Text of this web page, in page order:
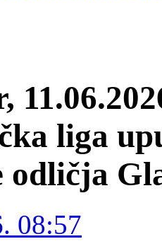
liga
odličja
08:57